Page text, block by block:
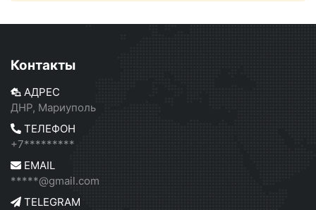
Контакты
АДРЕС
ДНР, Мариуполь
ТЕЛЕФОН
+7*********
EMAIL
*****@gmail.com
TELEGRAM